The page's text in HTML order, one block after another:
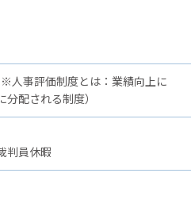
人事評価制度とは：業績向上に
配される制度）
判員休暇